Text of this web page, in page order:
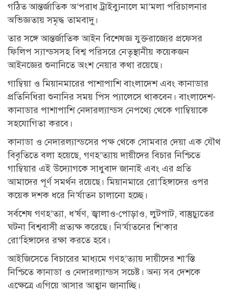
গঠিত আন্তর্জাতিক অ’পরাধ ট্রাইব্যুনালে মা’মলা পরিচালনার
অভিজ্ঞতায় সমৃদ্ধ তামবাদু।
তার সঙ্গে আন্তর্জাতিক আইন বিশেষজ্ঞ যুক্তরাজ্যের প্রফেসর
ফিলিপ স্যান্ডসসহ বিশ্ব পরিসরে নেতৃস্থানীয় কয়েকজন
আইনজ্ঞের শুনানিতে অংশ নেয়ার কথা রয়েছে।
গাম্বিয়া ও মিয়ানমারের পাশাপাশি বাংলাদেশ এবং কানাডার
প্রতিনিধিরা শুনানির সময় পিস প্যালেসে থাকবেন। বাংলাদেশ-
কানাডার পাশাপাশি নেদারল্যান্ডস নেপথ্যে থেকে গাম্বিয়াকে
সহযোগিতা করবে।
কানাডা ও নেদারল্যান্ডসের পক্ষ থেকে সোমবার দেয়া এক যৌথ
বিবৃতিতে বলা হয়েছে, গণহ’ত্যায় দায়ীদের বিচার নিশ্চিতে
গাম্বিয়ার এই উদ্যোগকে সাধুবাদ জানাই এবং এর প্রতি
আমাদের পূর্ণ সমর্থন রয়েছে। মিয়ানমারে রো’হিঙ্গাদের ওপর
কয়েক দশক ধরে নি’র্যাতন চালানো হচ্ছে।
সর্বশেষ গণহ’ত্যা, ধ’র্ষণ, জ্বালাও-পোড়াও, লুটপাট, বাস্তুচ্যুতের
ঘটনা বিশ্ববাসী প্রত্যক্ষ করেছে। নি’র্যাতনের শি’কার
রো’হিঙ্গাদের রক্ষা করতে হবে।
আইজিসেতে বিচারের মাধ্যমে গণহ’ত্যায় দায়ীদের শা’স্তি
নিশ্চিতে কানাডা ও নেদারল্যান্ডস সচেষ্ট। অন্য সব দেশকে
এক্ষেত্রে এগিয়ে আসার আহ্বান জানাচ্ছি।